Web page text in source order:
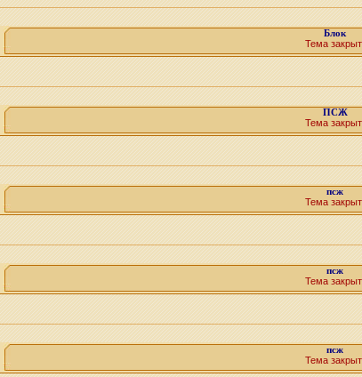
Блок
Тема
ПСЖ
Тема
псж
Тема
псж
Тема
псж
Тема